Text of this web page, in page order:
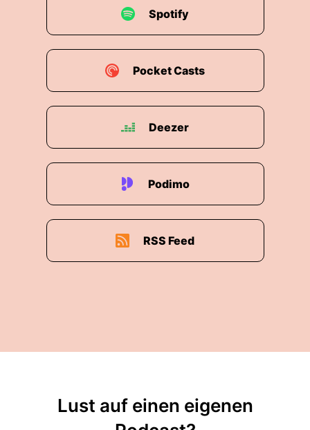
Spotify
Pocket Casts
Deezer
Podimo
RSS Feed
Lust auf einen eigenen